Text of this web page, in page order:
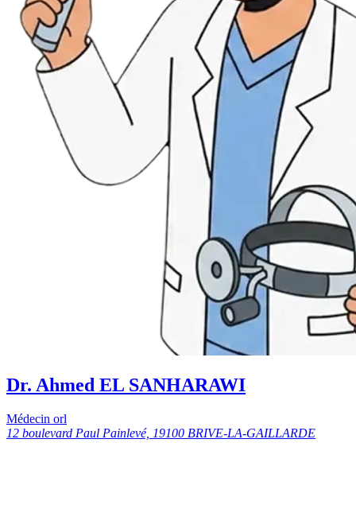
Dr. Ahmed EL SANHARAWI
Médecin orl
12 boulevard Paul Painlevé, 19100 BRIVE-LA-GAILLARDE